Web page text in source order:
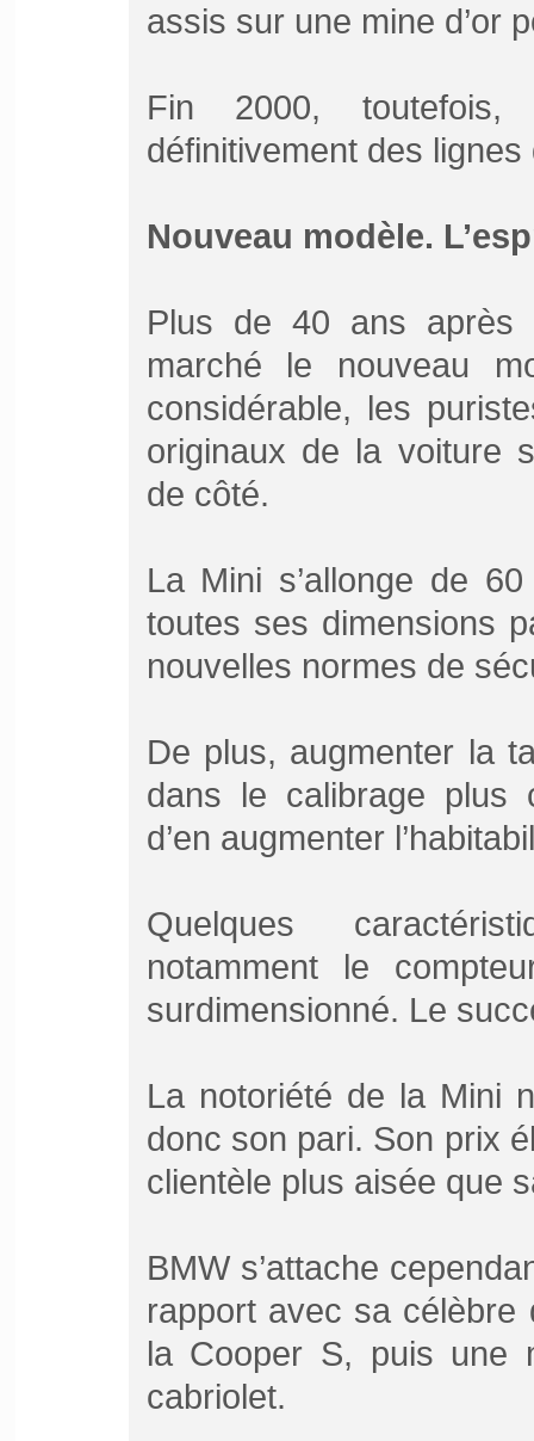
assis sur une mine d’or
Fin 2000,
définitivement des lignes
Nouveau modèle.
Plus de 40 ans
marché le nouveau
considérable, les
originaux de la voiture
de côté.
La Mini s’allonge de
toutes ses dimensions
nouvelles normes de
De plus, augmenter la
dans le calibrage plus
d’en augmenter
Quelques
notamment le
surdimensionné. Le
La notoriété de la Mini
donc son pari. Son prix
clientèle plus aisée que
BMW s’attache
rapport avec sa célèbre
la Cooper S, puis une
cabriolet.